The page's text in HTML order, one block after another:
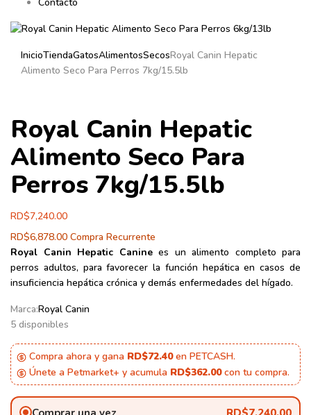
InicioTiendaGatosAlimentosSecosRoyal Canin Hepatic
Alimento Seco Para Perros 7kg/15.5lb
Royal Canin Hepatic
Alimento Seco Para
Perros 7kg/15.5lb
RD$7,240.00
RD$6,878.00 Compra Recurrente
Royal Canin Hepatic Caninees un alimento completo para
perros adultos, para favorecer la función hepática en casos de
insuficiencia hepática crónica y demás enfermedades del hígado.
Marca:Royal Canin
5 disponibles
Compra ahora y gana RD$72.40en PETCASH.
Únete a Petmarket+ y acumula RD$362.00con tu compra.